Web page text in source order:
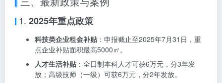
1. 2025年重点政策
科技类企业租金补贴 ：申报截止至2025年7月31日，重
点企业补贴面积最高5000㎡。
人才生活补贴 ：全日制本科人才可获6万元，分3年发
放；高级技师（一级）可获6万元，分2年发放。